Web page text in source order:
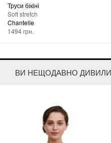
Труси бікіні
Soft stretch
Chantelle
1494 грн.
ВИ НЕЩОДАВНО